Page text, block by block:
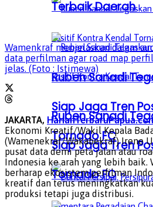
Ruben Sanadi
Siap Jaga Tren
Tornado FC
Terbaik Daerah
Ruben Sanadi
Siap Jaga Tren
Tornado FC
Wamenkraf menjelaskan dalam
data perfilman agar road map
jelas. (Foto : Istimewa)
JAKARTA,
Ekonomi Kreatif/Wakil Kepala
(Wamenekraf/Wakabekraf) Irene
pusat data demi peta jalan atau
Indonesia ke arah yang lebih baik.
berharap ekosistem perfilman
kreatif dan terus meningkatkan
produksi tetapi juga distribusi.